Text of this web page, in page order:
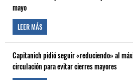
mayo
LEER MÁS
Capitanich pidió seguir «reduciendo» al
circulación para evitar cierres mayores